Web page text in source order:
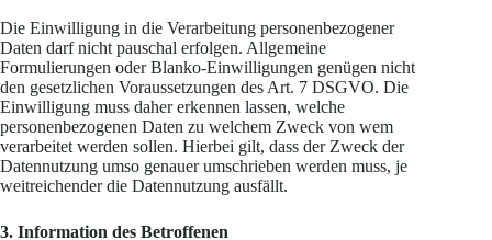
Die Einwilligung in die Verarbeitung personenbezogener
Daten darf nicht pauschal erfolgen. Allgemeine
Formulierungen oder Blanko-Einwilligungen genügen nicht
den gesetzlichen Voraussetzungen des Art. 7 DSGVO. Die
Einwilligung muss daher erkennen lassen, welche
personenbezogenen Daten zu welchem Zweck von wem
verarbeitet werden sollen. Hierbei gilt, dass der Zweck der
Datennutzung umso genauer umschrieben werden muss, je
weitreichender die Datennutzung ausfällt.
3. Information des Betroffenen